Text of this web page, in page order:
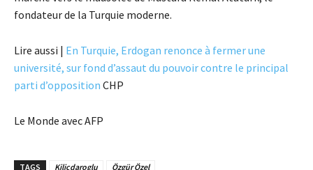
fondateur de la Turquie moderne.
Lire aussi | En Turquie, Erdogan renonce à fermer une
université, sur fond d’assaut du pouvoir contre le principal
parti d’opposition CHP
Le Monde avec AFP
TAGS Kilicdaroglu Özgür Özel